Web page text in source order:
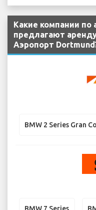
Какие компании
предлагают
Аэропорт
BMW 2 Series Gran